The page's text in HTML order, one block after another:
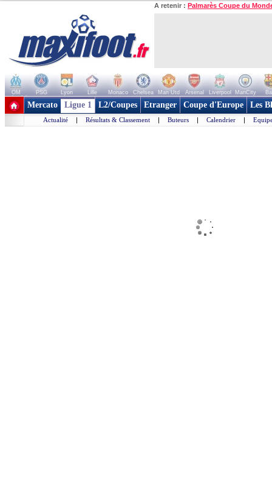
A retenir : Palmarès Coupe du
OM PSG Lyon Lille Monaco Chelsea Man Utd Arsenal Liverpool ManCity
+ de clubs
Mercato Ligue 1 L2/Coupes Etranger Coupe d'Europe Les
Actualité | Résultats & Classement | Buteurs | Calendrier |